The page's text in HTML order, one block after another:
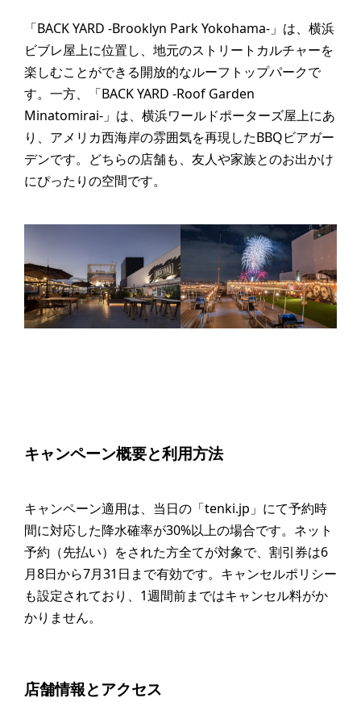
「BACK YARD -Brooklyn Park Yokohama-」は、横浜
ビブレ屋上に位置し、地元のストリートカルチャーを
楽しむことができる開放的なルーフトップパークで
す。一方、「BACK YARD -Roof Garden
Minatomirai-」は、横浜ワールドポーターズ屋上にあ
り、アメリカ西海岸の雰囲気を再現したBBQビアガー
デンです。どちらの店舗も、友人や家族とのお出かけ
にぴったりの空間です。
キャンペーン概要と利用方法
キャンペーン適用は、当日の「tenki.jp」にて予約時
間に対応した降水確率が30%以上の場合です。ネット
予約（先払い）をされた方全てが対象で、割引券は6
月8日から7月31日まで有効です。キャンセルポリシー
も設定されており、1週間前まではキャンセル料がか
かりません。
店舗情報とアクセス